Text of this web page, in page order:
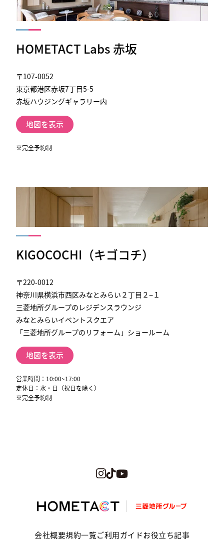
HOMETACT Labs 赤坂
〒107-0052
東京都港区赤坂7丁目5-5
赤坂ハウジングギャラリー内
地図を表示
※完全予約制
KIGOCOCHI（キゴコチ）
〒220-0012
神奈川県横浜市西区みなとみらい２丁目２−１
三菱地所グループのレジデンスラウンジ
みなとみらいイベントスクエア
「三菱地所グループのリフォーム」ショールーム
地図を表示
営業時間：10:00~17:00
定休日：水・日（祝日を除く）
※完全予約制
会社概要規約一覧ご利用ガイドお役立ち記事